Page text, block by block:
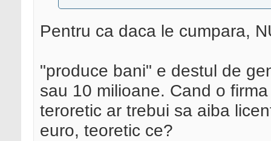
Pentru ca daca le cumpara,
"produce bani" e destul de
sau 10 milioane. Cand o
teroretic ar trebui sa aiba
euro, teoretic ce?